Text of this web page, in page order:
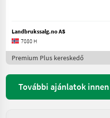
Landbrukssalg.no AS
7080 H
Premium Plus kereskedő
További ajánlatok